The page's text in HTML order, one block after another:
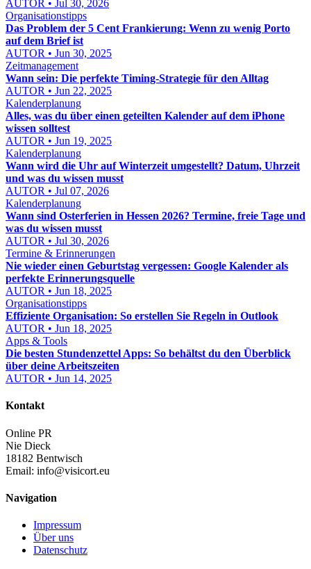
AUTOR • Jul 30, 2026
Organisationstipps
Das Problem der 5 Cent Frankierung: Wenn zu wenig Porto
auf dem Brief ist
AUTOR • Jun 30, 2025
Zeitmanagement
Wann sein: Die perfekte Timing-Strategie für den Alltag
AUTOR • Jun 22, 2025
Kalenderplanung
Alles, was du über einen geteilten Kalender auf dem iPhone
wissen solltest
AUTOR • Jun 19, 2025
Kalenderplanung
Wann wird die Uhr auf Winterzeit umgestellt? Datum, Uhrzeit
und was du wissen musst
AUTOR • Jul 07, 2026
Kalenderplanung
Wann sind Osterferien in Hessen 2026? Termine, freie Tage und
was du wissen musst
AUTOR • Jul 30, 2026
Termine & Erinnerungen
Nie wieder einen Geburtstag vergessen: Google Kalender als
perfekte Erinnerungsquelle
AUTOR • Jun 18, 2025
Organisationstipps
Effiziente Organisation: So erstellen Sie Regeln in Outlook
AUTOR • Jun 18, 2025
Apps & Tools
Die besten Stundenzettel Apps: So behältst du den Überblick
über deine Arbeitszeiten
AUTOR • Jun 14, 2025
Kontakt
Online PR
Nie Dieck
18182 Bentwisch
Email: info@visicort.eu
Navigation
Impressum
Über uns
Datenschutz